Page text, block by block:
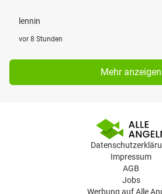
lennin
vor 8 Stunden
Mehr anzeigen
Impressum
AGB
Jobs
Werbung auf Alle